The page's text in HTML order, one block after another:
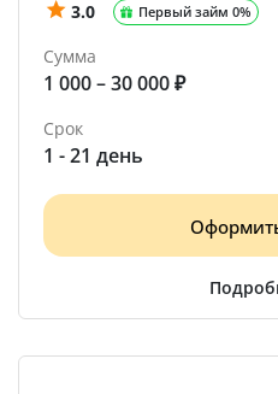
3.0 Первый займ 0%
Сумма
1 000 – 30 000 ₽
Срок
1 - 21 день